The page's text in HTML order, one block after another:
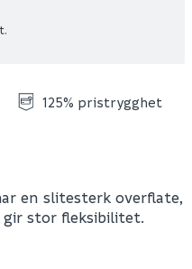
125% pristrygghet
en slitesterk overflate,
stor fleksibilitet.